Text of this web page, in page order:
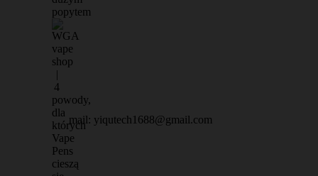
mail: yiqutech1688@gmail.com